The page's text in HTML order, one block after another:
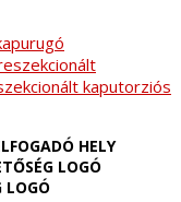
szekcionált
kaputorziós
HELY